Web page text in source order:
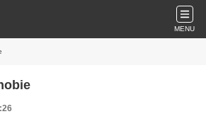
MENU